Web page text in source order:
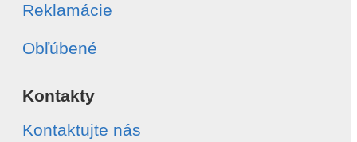
Reklamácie
Obľúbené
Kontakty
Kontaktujte nás